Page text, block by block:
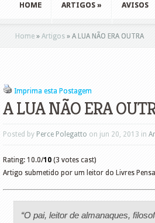
HOME ARTIGOS » AVISOS
Home » Artigos » A LUA NÃO ERA OUTRA
Imprima esta Postagem
A LUA NÃO ERA
Posted by Perce Polegatto on jun 20, 2013 in
Rating: 10.0/10 (3 votes cast)
Artigo submetido por um leitor do Livres
“O pai, leitor de almanaques,